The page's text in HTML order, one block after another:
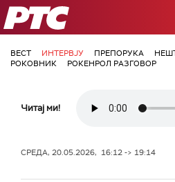
РТС
ВЕСТ ИНТЕРВЈУ ПРЕПОРУКА
РОКОВНИК
РОКЕНРОЛ РАЗГОВОР
Читај ми!
СРЕДА, 20.05.2026, 16:12 -> 19:14